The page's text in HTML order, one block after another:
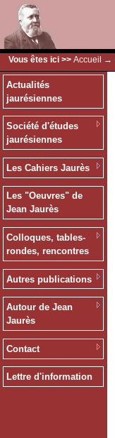
Vous êtes ici >> Accueil →
Actualités
jaurésiennes
Société d'études
jaurésiennes
Les Cahiers Jaurès
Les "Oeuvres" de
Jean Jaurès
Colloques, tables-
rondes, rencontres
Autres publications
Autour de Jean
Jaurès
Contact
Lettre d'information